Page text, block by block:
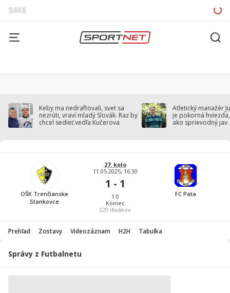
Keby ma nedraftovali, svet sa
nezrúti, vraví mladý Slovák. Raz by
chcel sedieť vedľa Kučerova
Atletický manažér
je pokorná
ako sprievodný jav
OŠK Trenčianske
Stankovce
27. kolo
11.05.2025, 16:30
1 - 1
1:0
Koniec
220 divákov
FC Pata
Prehľad Zostavy Videozáznam H2H Tabuľka
Správy z Futbalnetu